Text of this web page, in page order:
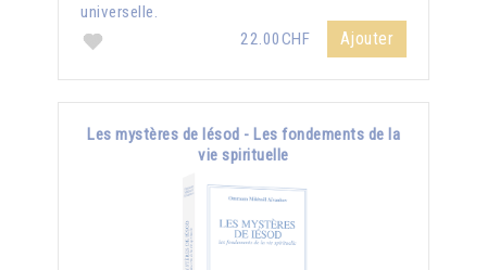
universelle.
22.00CHF
Ajouter
Les mystères de Iésod - Les fondements de la
vie spirituelle